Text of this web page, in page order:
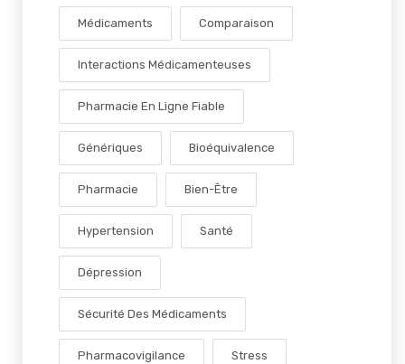
Médicaments Comparaison
Interactions Médicamenteuses
Pharmacie En Ligne Fiable
Génériques Bioéquivalence
Pharmacie Bien-Être
Hypertension Santé
Dépression
Sécurité Des Médicaments
Pharmacovigilance Stress